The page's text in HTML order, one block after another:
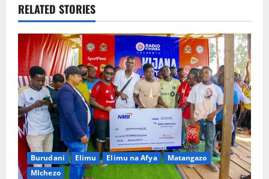
RELATED STORIES
Burudani Elimu Elimu na Afya
Matangazo
MIchezo